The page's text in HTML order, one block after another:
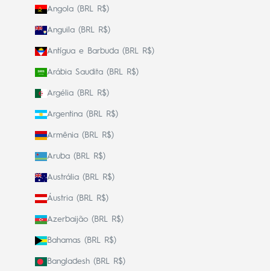
Angola (BRL R$)
Anguila (BRL R$)
Antígua e Barbuda (BRL R$)
Arábia Saudita (BRL R$)
Argélia (BRL R$)
Argentina (BRL R$)
Armênia (BRL R$)
Aruba (BRL R$)
Austrália (BRL R$)
Áustria (BRL R$)
Azerbaijão (BRL R$)
Bahamas (BRL R$)
Bangladesh (BRL R$)